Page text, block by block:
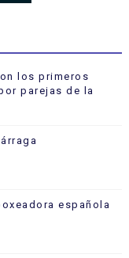
los primeros
parejas de la
española